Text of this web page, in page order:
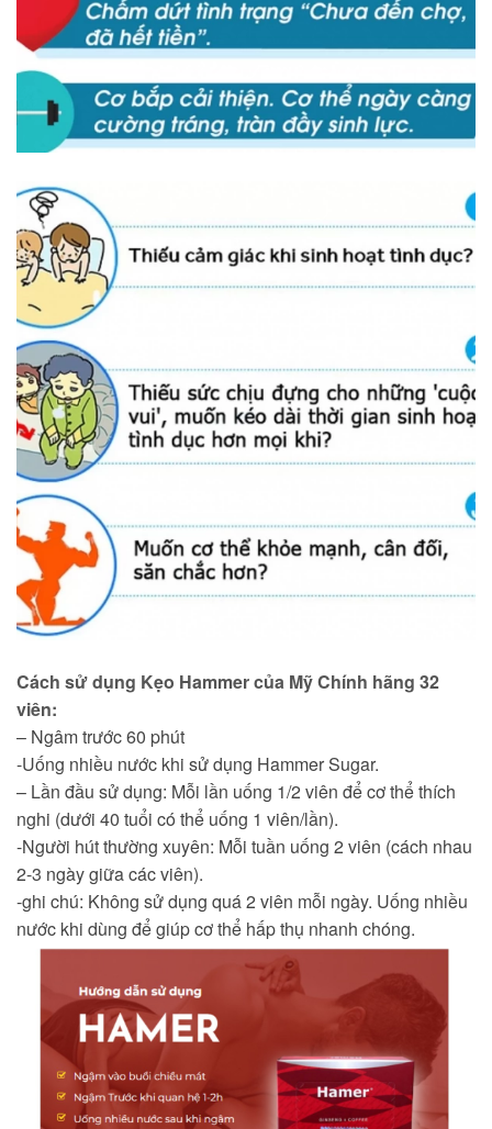
Cách sử dụng Kẹo Hammer của MỹChính hãng 32
viên:
– Ngâm trước 60 phút
-Uống nhiều nước khi sử dụng Hammer Sugar.
– Lần đầu sử dụng: Mỗi lần uống 1/2 viên để cơ thể thích
nghi (dưới 40 tuổi có thể uống 1 viên/lần).
-Người hút thường xuyên: Mỗi tuần uống 2 viên (cách nhau
2-3 ngày giữa các viên).
-ghi chú: Không sử dụng quá 2 viên mỗi ngày. Uống nhiều
nước khi dùng để giúp cơ thể hấp thụ nhanh chóng.